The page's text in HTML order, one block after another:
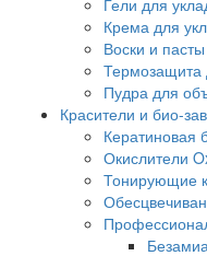
Гели для
Крема для
Воски и
Термозащита
Пудра для
Красители и био-
Кератиновая
Окислители
Тонирующие